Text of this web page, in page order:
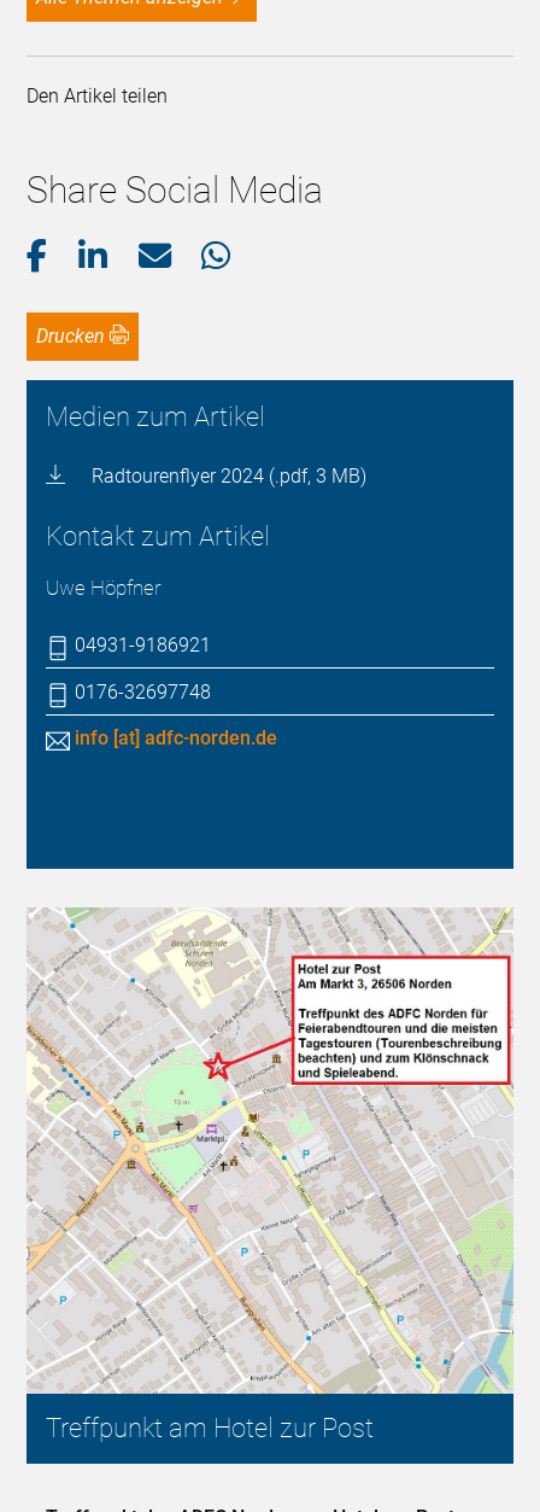
Den Artikel teilen
Share Social Media
Drucken
Medien zum Artikel
Radtourenflyer 2024 (.pdf, 3 MB)
Kontakt zum Artikel
Uwe Höpfner
04931-9186921
0176-32697748
info [at] adfc-norden.de
Treffpunkt am Hotel zur Post